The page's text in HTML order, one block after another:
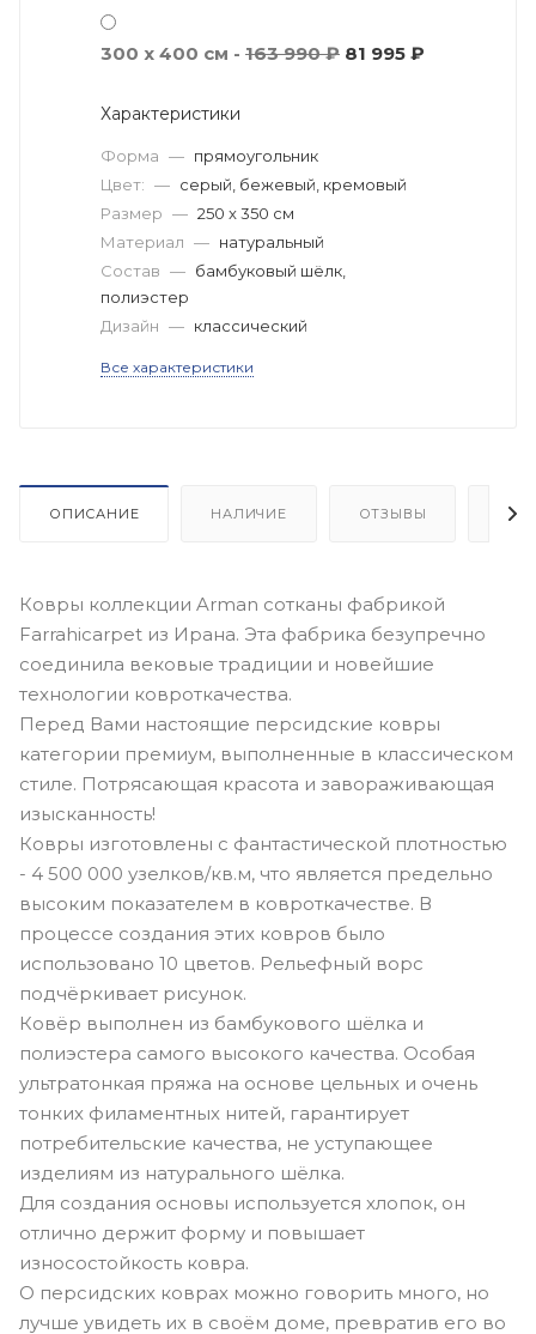
300 x 400 см - 163 990 ₽ 81 995 ₽
Характеристики
Форма — прямоугольник
Цвет: — серый, бежевый, кремовый
Размер — 250 x 350 см
Материал — натуральный
Состав — бамбуковый шёлк,
полиэстер
Дизайн — классический
Все характеристики
ОПИСАНИЕ НАЛИЧИЕ ОТЗЫВЫ
Ковры коллекции Arman сотканы фабрикой
Farrahicarpet из Ирана. Эта фабрика безупречно
соединила вековые традиции и новейшие
технологии ковроткачества.
Перед Вами настоящие персидские ковры
категории премиум, выполненные в классическом
стиле. Потрясающая красота и завораживающая
изысканность!
Ковры изготовлены с фантастической плотностью
- 4 500 000 узелков/кв.м, что является предельно
высоким показателем в ковроткачестве. В
процессе создания этих ковров было
использовано 10 цветов. Рельефный ворс
подчёркивает рисунок.
Ковёр выполнен из бамбукового шёлка и
полиэстера самого высокого качества. Особая
ультратонкая пряжа на основе цельных и очень
тонких филаментных нитей, гарантирует
потребительские качества, не уступающее
изделиям из натурального шёлка.
Для создания основы используется хлопок, он
отлично держит форму и повышает
износостойкость ковра.
О персидских коврах можно говорить много, но
лучше увидеть их в своём доме, превратив его во